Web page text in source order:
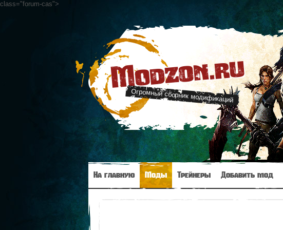
class="forum-cas">
Modzon.ru
Огромный сборник модификаций
На главную Моды Трейнеры Добавить мод